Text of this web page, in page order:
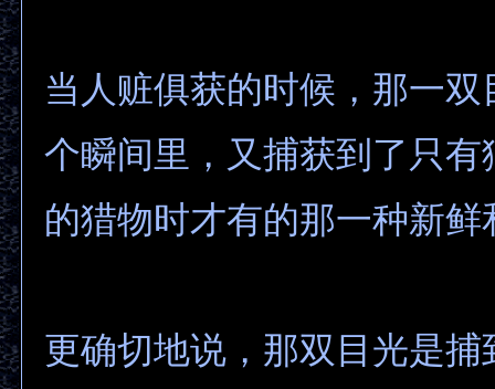
当人赃俱获的时候，那一
个瞬间里，又捕获到了只有
的猎物时才有的那一种新鲜
更确切地说，那双目光是捕